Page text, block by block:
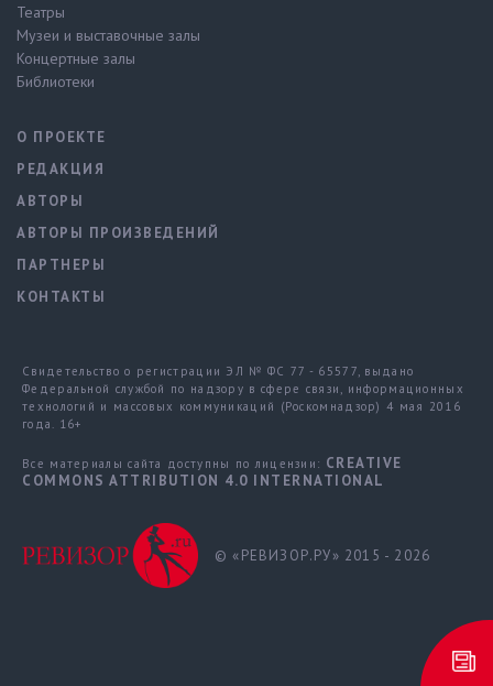
Театры
Музеи и выставочные залы
Концертные залы
Библиотеки
О ПРОЕКТЕ
РЕДАКЦИЯ
АВТОРЫ
АВТОРЫ ПРОИЗВЕДЕНИЙ
ПАРТНЕРЫ
КОНТАКТЫ
Свидетельство о регистрации ЭЛ № ФС 77 - 65577, выдано
Федеральной службой по надзору в сфере связи, информационных
технологий и массовых коммуникаций (Роскомнадзор) 4 мая 2016
года. 16+
Все материалы сайта доступны по лицензии: CREATIVE
COMMONS ATTRIBUTION 4.0 INTERNATIONAL
© «РЕВИЗОР.РУ» 2015 - 2026